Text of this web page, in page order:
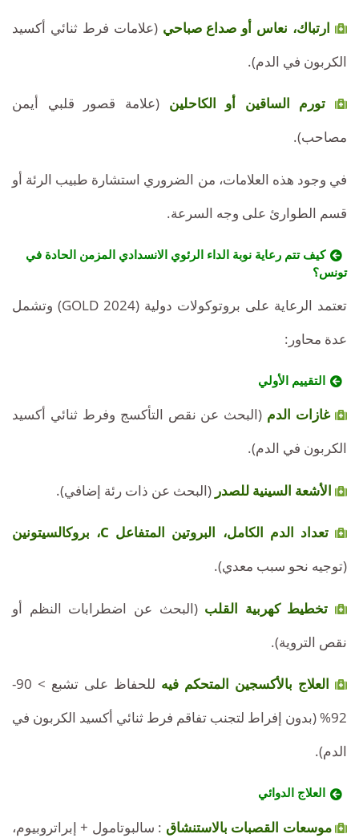
ارتباك، نعاس أو صداع صباحي (علامات فرط ثنائي أكسيد
الكربون في الدم).
تورم الساقين أو الكاحلين (علامة قصور قلبي أيمن
مصاحب).
في وجود هذه العلامات، من الضروري استشارة طبيب الرئة أو
قسم الطوارئ على وجه السرعة.
كيف تتم رعاية نوبة الداء الرئوي الانسدادي المزمن الحادة في
تونس؟
تعتمد الرعاية على بروتوكولات دولية (GOLD 2024) وتشمل
عدة محاور:
التقييم الأولي
غازات الدم (البحث عن نقص التأكسج وفرط ثنائي أكسيد
الكربون في الدم).
الأشعة السينية للصدر (البحث عن ذات رئة إضافي).
تعداد الدم الكامل، البروتين المتفاعل C، بروكالسيتونين
(توجيه نحو سبب معدي).
تخطيط كهربية القلب (البحث عن اضطرابات النظم أو
نقص التروية).
العلاج بالأكسجين المتحكم فيه
للحفاظ على تشبع > 90-
92% (بدون إفراط لتجنب تفاقم فرط ثنائي أكسيد الكربون في
الدم).
العلاج الدوائي
موسعات القصبات بالاستنشاق : سالبوتامول + إبراتروبيوم،